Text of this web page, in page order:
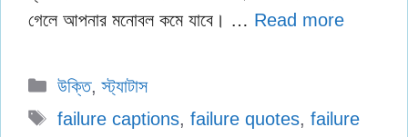
গেলে আপনার মনোবল কমে যাবে। … Read more
Categories
উক্তি,স্ট্যাটাস
Tags
failure captions, failure quotes, failure